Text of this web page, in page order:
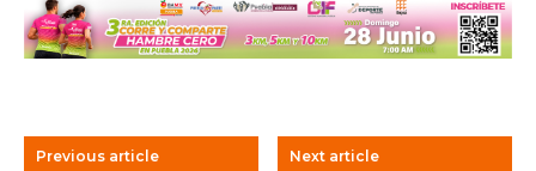
Previous article
Next article